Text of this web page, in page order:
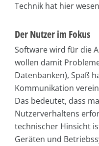
Technik hat hier
Der Nutzer im Fokus
Software wird für die
wollen damit
Datenbanken), Spaß
Kommunikation
Das bedeutet, dass
Nutzerverhaltens
technischer Hinsicht
Geräten und